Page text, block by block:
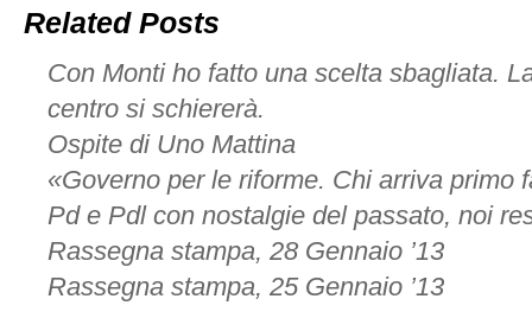
Related Posts
Con Monti ho fatto una scelta sbagliata.
centro si schiererà.
Ospite di Uno Mattina
«Governo per le riforme. Chi arriva primo
Pd e Pdl con nostalgie del passato, noi
Rassegna stampa, 28 Gennaio ’13
Rassegna stampa, 25 Gennaio ’13